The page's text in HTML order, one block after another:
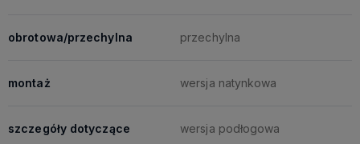
obrotowa/przechylna przechylna
montaż wersja natynkowa
szczegóły dotyczące wersja podłogowa